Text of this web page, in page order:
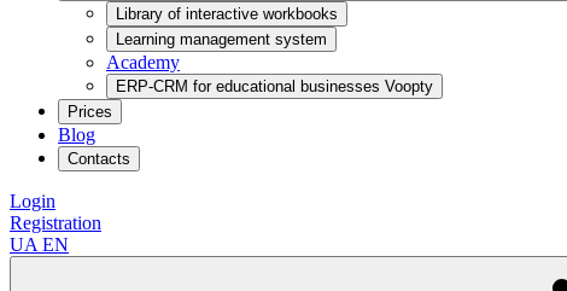
Library of interactive workbooks
Learning management system
Academy
ERP-CRM for educational businesses Voopty
Prices
Blog
Contacts
Login
Registration
UA EN